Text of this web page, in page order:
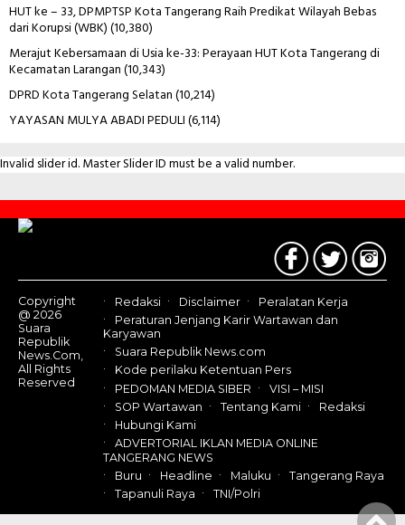
HUT ke – 33, DPMPTSP Kota Tangerang Raih Predikat Wilayah Bebas
dari Korupsi (WBK)(10,380)
Merajut Kebersamaan di Usia ke-33: Perayaan HUT Kota Tangerang di
Kecamatan Larangan(10,343)
DPRD Kota Tangerang Selatan(10,214)
YAYASAN MULYA ABADI PEDULI(6,114)
Invalid slider id. Master Slider ID must be a valid number.
Contact
Us
Copyright
@ 2026
Suara
Republik
News.Com,
All Rights
Reserved
Redaksi Disclaimer
Peralatan Kerja
Peraturan Jenjang Karir Wartawan dan
Karyawan
Suara Republik News.com
Kode perilaku Ketentuan Pers
PEDOMAN MEDIA SIBER
VISI – MISI
SOP Wartawan
Tentang Kami
Redaksi
Hubungi Kami
ADVERTORIAL IKLAN MEDIA ONLINE
TANGERANG NEWS
Buru
Headline Maluku
Tangerang Raya
Tapanuli Raya
TNI/Polri